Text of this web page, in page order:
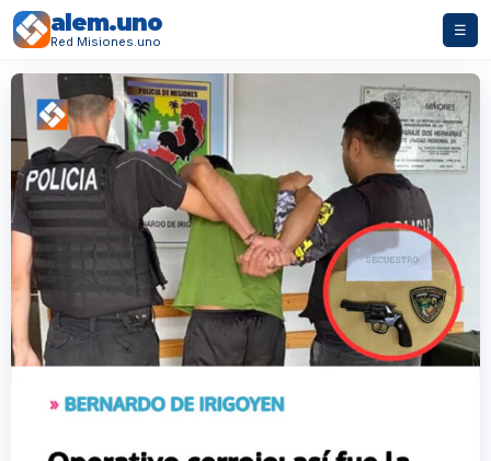
alem.uno
Red Misiones.uno
☰